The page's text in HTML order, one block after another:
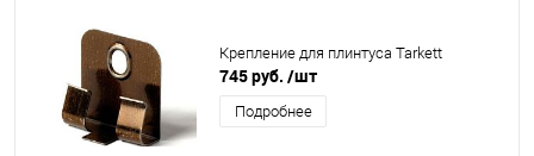
Крепление для плинтуса Tarkett
745 руб. /шт
Подробнее